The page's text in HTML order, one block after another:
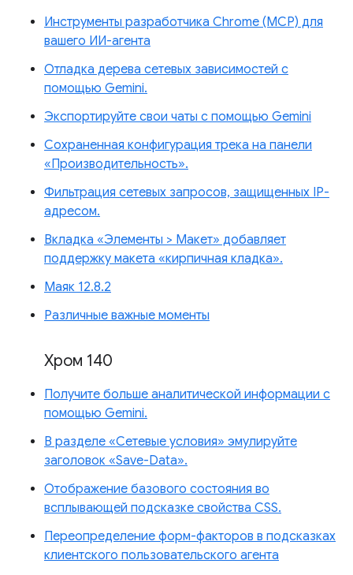
Инструменты разработчика Chrome (MCP) для
вашего ИИ-агента
Отладка дерева сетевых зависимостей с
помощью Gemini.
Экспортируйте свои чаты с помощью Gemini
Сохраненная конфигурация трека на панели
«Производительность».
Фильтрация сетевых запросов, защищенных IP-
адресом.
Вкладка «Элементы > Макет» добавляет
поддержку макета «кирпичная кладка».
Маяк 12.8.2
Различные важные моменты
Хром 140
Получите больше аналитической информации с
помощью Gemini.
В разделе «Сетевые условия» эмулируйте
заголовок «Save-Data».
Отображение базового состояния во
всплывающей подсказке свойства CSS.
Переопределение форм-факторов в подсказках
клиентского пользовательского агента